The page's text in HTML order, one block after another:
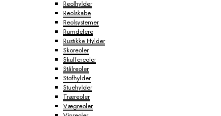
Reolhylder
Reolskabe
Reolsystemer
Rumdelere
Rustikke Hylder
Skoreoler
Skuffereoler
Stålreoler
Stofhylder
Stuehylder
Træreoler
Vægreoler